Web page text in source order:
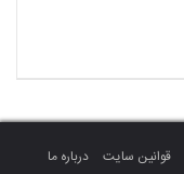
قوانین سایت
درباره ما